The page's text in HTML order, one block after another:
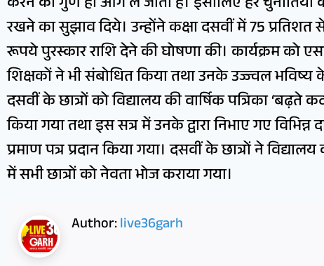
रखने का सुझाव दिये। उन्होंने कक्षा दसवीं में 75
रूपये पुरस्कार राशि देने की घोषणा की। कार्यक्रम को
शिक्षकों ने भी संबोधित किया तथा उनके उज्ज्वल
दसवीं के छात्रों को विद्यालय की वार्षिक पत्रिका
किया गया तथा इस सत्र में उनके द्वारा निभाए गए
प्रमाण पत्र प्रदान किया गया। दसवीं के छात्रों ने
में सभी छात्रों को नेवता भोज कराया गया।
Author:live36garh